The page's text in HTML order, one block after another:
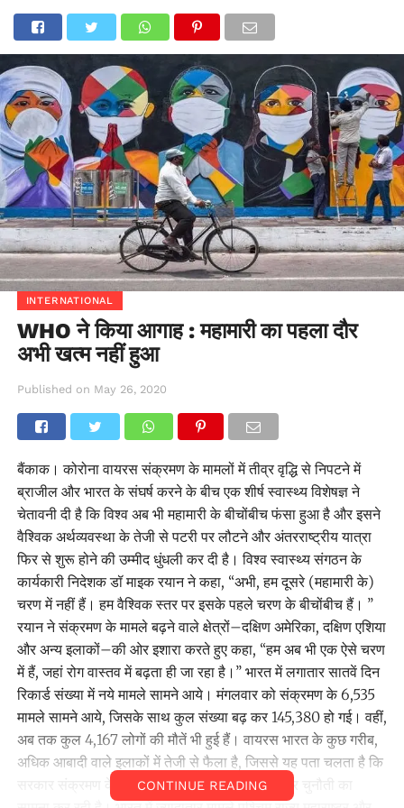
INTERNATIONAL
WHO ने किया आगाह : महामारी का पहला दौर
अभी खत्म नहीं हुआ
Published on May 26, 2020
बैंकाक। कोरोना वायरस संक्रमण के मामलों में तीव्र वृद्धि से निपटने में
ब्राजील और भारत के संघर्ष करने के बीच एक शीर्ष स्वास्थ्य विशेषज्ञ ने
चेतावनी दी है कि विश्व अब भी महामारी के बीचोंबीच फंसा हुआ है और इसने
वैश्विक अर्थव्यवस्था के तेजी से पटरी पर लौटने और अंतरराष्ट्रीय यात्रा
फिर से शुरू होने की उम्मीद धुंधली कर दी है। विश्व स्वास्थ्य संगठन के
कार्यकारी निदेशक डॉ माइक रयान ने कहा, ‘‘अभी, हम दूसरे (महामारी के)
चरण में नहीं हैं। हम वैश्विक स्तर पर इसके पहले चरण के बीचोंबीच हैं। ’’
रयान ने संक्रमण के मामले बढ़ने वाले क्षेत्रों–दक्षिण अमेरिका, दक्षिण एशिया
और अन्य इलाकों–की ओर इशारा करते हुए कहा, ‘‘हम अब भी एक ऐसे चरण
में हैं, जहां रोग वास्तव में बढ़ता ही जा रहा है।’’ भारत में लगातार सातवें दिन
रिकार्ड संख्या में नये मामले सामने आये। मंगलवार को संक्रमण के 6,535
मामले सामने आये, जिसके साथ कुल संख्या बढ़ कर 145,380 हो गई। वहीं,
अब तक कुल 4,167 लोगों की मौतें भी हुई हैं। वायरस भारत के कुछ गरीब,
अधिक आबादी वाले इलाकों में तेजी से फैला है, जिससे यह पता चलता है कि
सरकार संक्रमण के प्रसार को रोकने के लिये किस कदर चुनौती का
CONTINUE READING